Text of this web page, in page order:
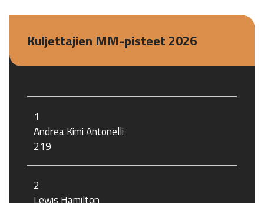
Kuljettajien MM-pisteet 2026
1
Andrea Kimi Antonelli
219
2